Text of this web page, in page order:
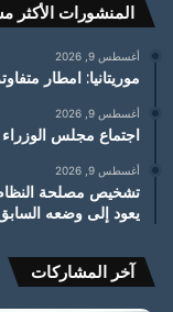
المنشورات الأكثر
أغسطس 9, 2026
موريتانيا: امطار
أغسطس 9, 2026
اجتماع مجلس
أغسطس 9, 2026
تشخيص مصلحة
يعود إلى وضعه
آخر المشاركات